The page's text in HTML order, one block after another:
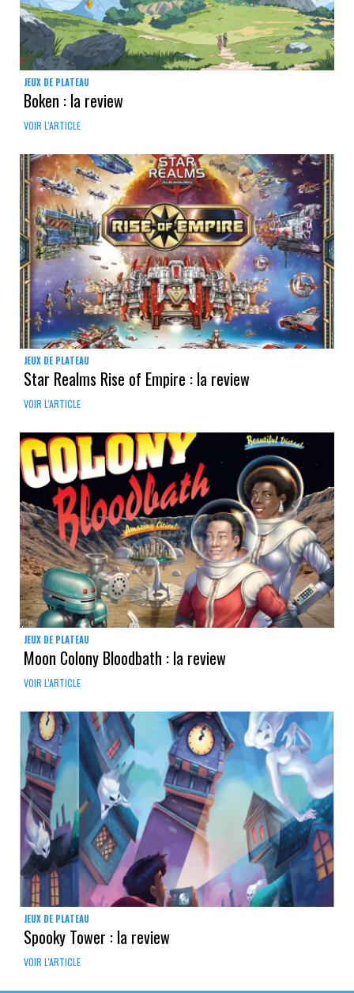
JEUX DE PLATEAU
Boken : la review
VOIR L'ARTICLE
JEUX DE PLATEAU
Star Realms Rise of Empire : la review
VOIR L'ARTICLE
JEUX DE PLATEAU
Moon Colony Bloodbath : la review
VOIR L'ARTICLE
JEUX DE PLATEAU
Spooky Tower : la review
VOIR L'ARTICLE